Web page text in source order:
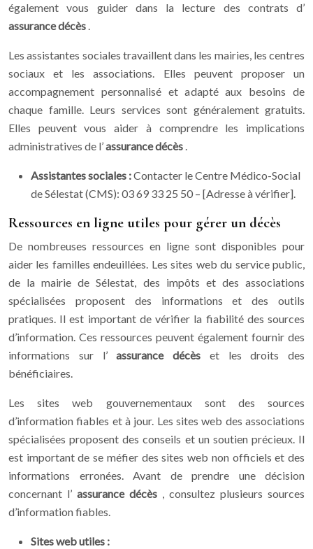
également vous guider dans la lecture des contrats d’
assurance décès .
Les assistantes sociales travaillent dans les mairies, les centres
sociaux et les associations. Elles peuvent proposer un
accompagnement personnalisé et adapté aux besoins de
chaque famille. Leurs services sont généralement gratuits.
Elles peuvent vous aider à comprendre les implications
administratives de l’assurance décès .
Assistantes sociales :Contacter le Centre Médico-Social
de Sélestat (CMS): 03 69 33 25 50 – [Adresse à vérifier].
Ressources en ligne utiles pour gérer un décès
De nombreuses ressources en ligne sont disponibles pour
aider les familles endeuillées. Les sites web du service public,
de la mairie de Sélestat, des impôts et des associations
spécialisées proposent des informations et des outils
pratiques. Il est important de vérifier la fiabilité des sources
d’information. Ces ressources peuvent également fournir des
informations sur l’assurance décès et les droits des
bénéficiaires.
Les sites web gouvernementaux sont des sources
d’information fiables et à jour. Les sites web des associations
spécialisées proposent des conseils et un soutien précieux. Il
est important de se méfier des sites web non officiels et des
informations erronées. Avant de prendre une décision
concernant l’ assurance décès , consultez plusieurs sources
d’information fiables.
Sites web utiles :